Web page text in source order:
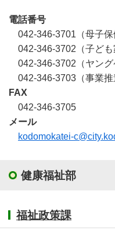
電話番号
042-346-3701（母子保
042-346-3702（子ども
042-346-3702（ヤング
042-346-3703（事業推
FAX
042-346-3705
メール
kodomokatei-
健康福祉部
福祉政策課